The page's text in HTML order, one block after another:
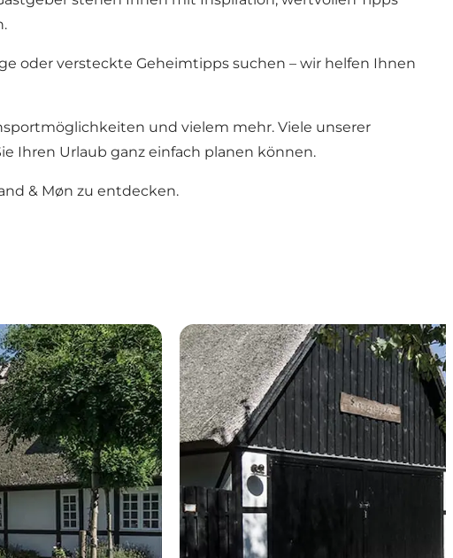
oder versteckte Geheimtipps suchen – wir helfen Ihnen
und vielem mehr. Viele unserer
Ihren Urlaub ganz einfach planen können.
& Møn zu entdecken.